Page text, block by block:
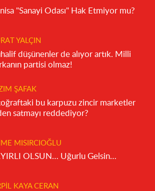
"Sanayi Odası" Hak Etmiyor mu?
YALÇIN
düşünenler de alıyor artık. Milli
partisi olmaz!
ŞAFAK
bu karpuzu zincir marketler
satmayı reddediyor?
MISIRCIOĞLU
HAYIRLI OLSUN… Uğurlu Gelsin…
KAYA CERAN